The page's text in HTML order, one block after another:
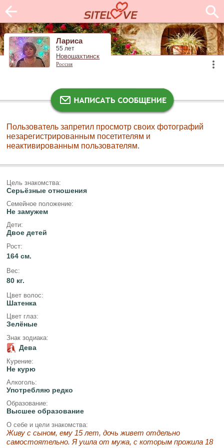
Лариса
55 лет
Новошахтинск
Россия
Пользователь запретил просмотр своих фотографий
незарегистрированным посетителям и
неактивированным пользователям.
Цель знакомства:
Серьёзные отношения
Семейное положение:
Не замужем
Дети:
Двое детей
Рост:
164 см.
Вес:
80 кг.
Цвет волос:
Шатенка
Цвет глаз:
Зелёные
Знак зодиака:
Дева
Курение:
Не курю
Алкоголь:
Употребляю редко
Образование:
Высшее образование
О себе и цели знакомства:
Живу с сыном, ему 15 лет, дочь живет отдельно
самостоятельно. Я ушла от мужа, с которым прожила 18